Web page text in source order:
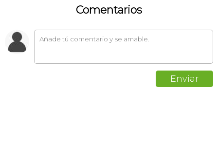
Comentarios